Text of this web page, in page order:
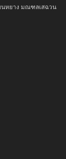
นหยาง มณฑลเสฉวน